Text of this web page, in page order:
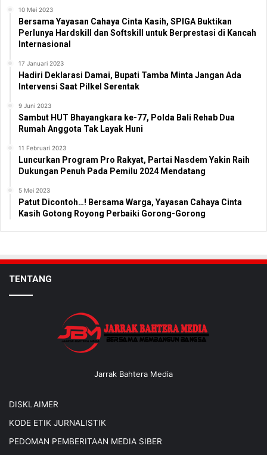
10 Mei 2023
Bersama Yayasan Cahaya Cinta Kasih, SPIGA Buktikan
Perlunya Hardskill dan Softskill untuk Berprestasi di Kancah
Internasional
17 Januari 2023
Hadiri Deklarasi Damai, Bupati Tamba Minta Jangan Ada
Intervensi Saat Pilkel Serentak
9 Juni 2023
Sambut HUT Bhayangkara ke-77, Polda Bali Rehab Dua
Rumah Anggota Tak Layak Huni
11 Februari 2023
Luncurkan Program Pro Rakyat, Partai Nasdem Yakin Raih
Dukungan Penuh Pada Pemilu 2024 Mendatang
5 Mei 2023
Patut Dicontoh…! Bersama Warga, Yayasan Cahaya Cinta
Kasih Gotong Royong Perbaiki Gorong-Gorong
TENTANG
Jarrak Bahtera Media
DISKLAIMER
KODE ETIK JURNALISTIK
PEDOMAN PEMBERITAAN MEDIA SIBER